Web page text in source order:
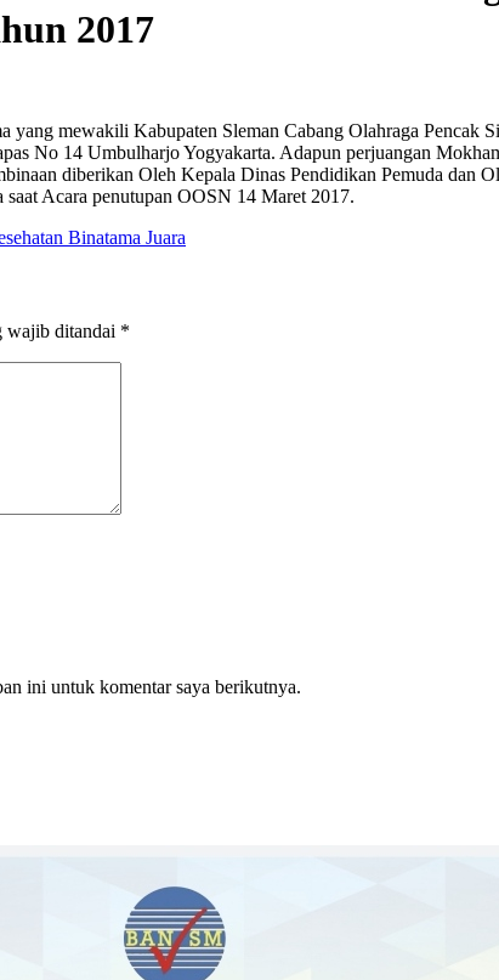
2017
yang mewakili Kabupaten Sleman Cabang Olahraga
No 14 Umbulharjo Yogyakarta. Adapun perjuangan
diberikan Oleh Kepala Dinas Pendidikan Pemuda
Acara penutupan OOSN 14 Maret 2017.
Binatama Juara
wajib ditandai *
ini untuk komentar saya berikutnya.